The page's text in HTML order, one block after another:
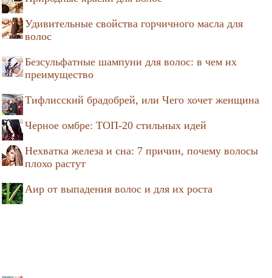
Удивительные свойства горчичного масла для
волос
Безсульфатные шампуни для волос: в чем их
преимущество
Тифлисский брадобрей, или Чего хочет женщина
Черное омбре: ТОП-20 стильных идей
Нехватка железа и сна: 7 причин, почему волосы
плохо растут
Аир от выпадения волос и для их роста